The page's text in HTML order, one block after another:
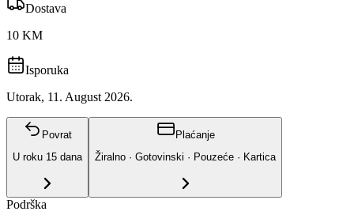
Dostava
10 KM
Isporuka
Utorak, 11. August 2026.
Povrat
U roku 15 dana
Plaćanje
Žiralno · Gotovinski · Pouzeće · Kartica
Podrška